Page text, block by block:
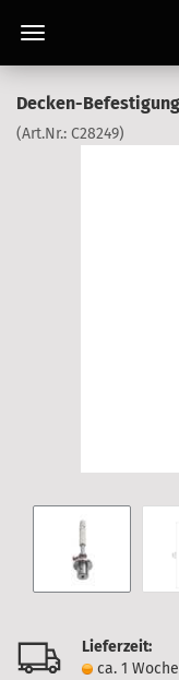
Decken-
(Art.Nr.: C28249)
Lieferzeit:
ca. 1 Woche